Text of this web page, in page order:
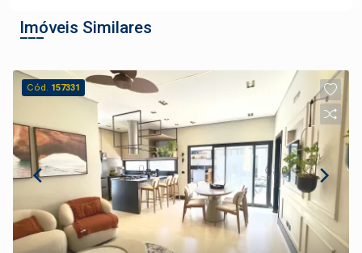
Imóveis Similares
Cód. 157331